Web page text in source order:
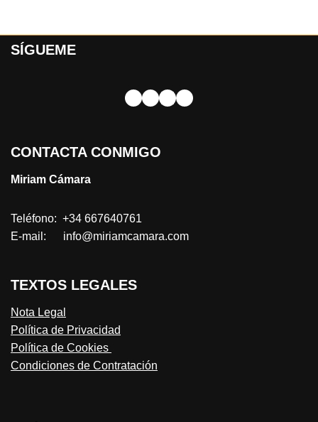
SÍGUEME
CONTACTA CONMIGO
Miriam Cámara
Teléfono: +34 667640761
E-mail: info@miriamcamara.com
TEXTOS LEGALES
Nota Legal
Política de Privacidad
Política de Cookies
Condiciones de Contratación